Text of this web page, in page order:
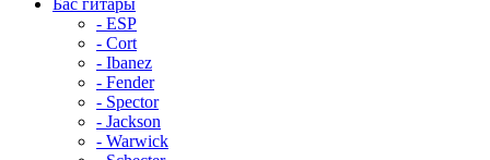
Бас гитары
- ESP
- Cort
- Ibanez
- Fender
- Spector
- Jackson
- Warwick